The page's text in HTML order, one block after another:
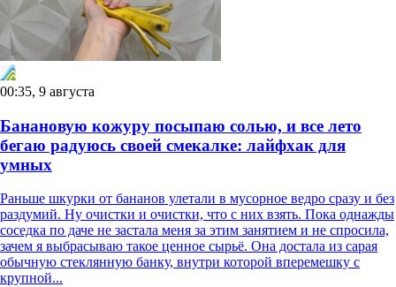
00:35, 9 августа
Банановую кожуру посыпаю солью, и все лето
бегаю радуюсь своей смекалке: лайфхак для
умных
Раньше шкурки от бананов улетали в мусорное ведро сразу и без
раздумий. Ну очистки и очистки, что с них взять. Пока однажды
соседка по даче не застала меня за этим занятием и не спросила,
зачем я выбрасываю такое ценное сырьё. Она достала из сарая
обычную стеклянную банку, внутри которой вперемешку с
крупной...